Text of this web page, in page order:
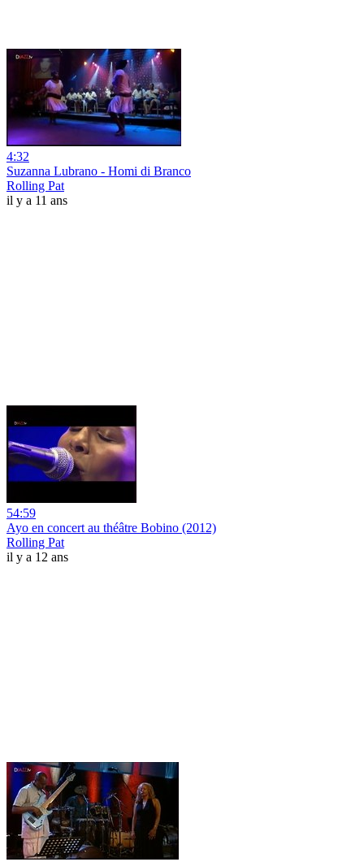
4:32
Suzanna Lubrano - Homi di Branco
Rolling Pat
il y a 11 ans
54:59
Ayo en concert au théâtre Bobino (2012)
Rolling Pat
il y a 12 ans